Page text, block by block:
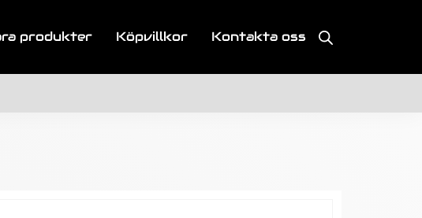
produkter Köpvillkor Kontakta oss